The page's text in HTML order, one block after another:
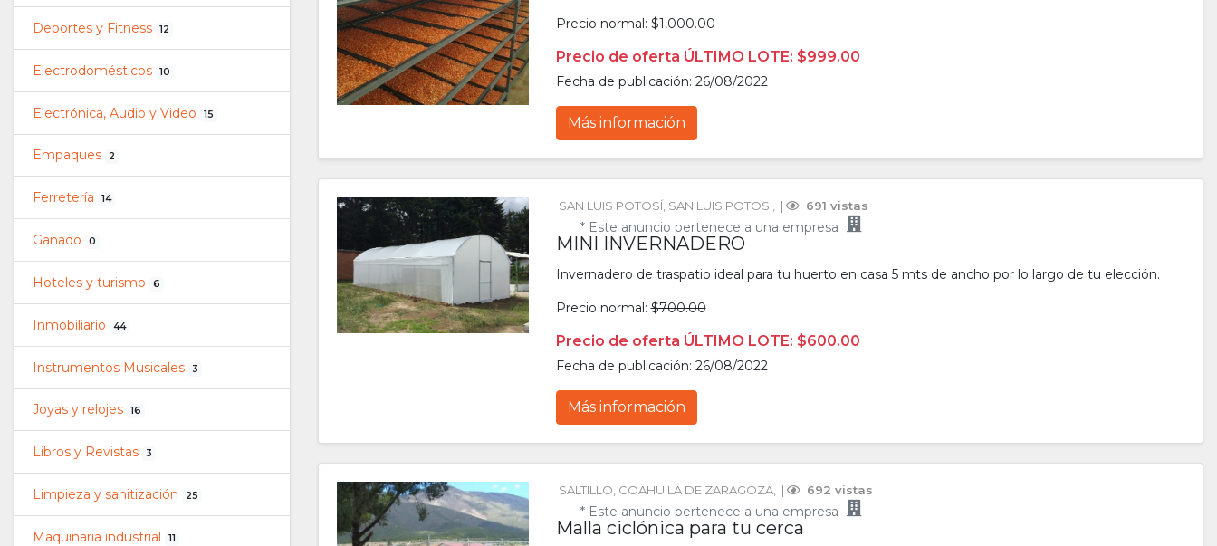
Deportes y Fitness 12
Electrodomésticos 10
Electrónica, Audio y Video 15
Empaques 2
Ferretería 14
Ganado 0
Hoteles y turismo 6
Inmobiliario 44
Instrumentos Musicales 3
Joyas y relojes 16
Libros y Revistas 3
Limpieza y sanitización 25
Maquinaria industrial 11
Precio normal:$1,000.00
Precio de oferta ÚLTIMO LOTE: $999.00
Fecha de publicación: 26/08/2022
Más información
SAN LUIS POTOSÍ, SAN LUIS POTOSI, | 691 vistas
* Este anuncio pertenece a una empresa
MINI INVERNADERO
Invernadero de traspatio ideal para tu huerto en casa 5 mts de ancho por lo largo de tu elección.
Precio normal:$700.00
Precio de oferta ÚLTIMO LOTE: $600.00
Fecha de publicación: 26/08/2022
Más información
SALTILLO, COAHUILA DE ZARAGOZA, | 692 vistas
* Este anuncio pertenece a una empresa
Malla ciclónica para tu cerca